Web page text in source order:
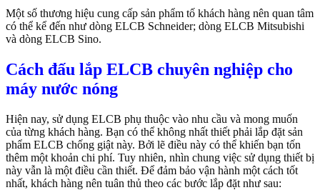
Một số thương hiệu cung cấp sản phẩm tố khách hàng nên quan tâm
có thể kể đến như dòng ELCB Schneider; dòng ELCB Mitsubishi
và dòng ELCB Sino.
Cách đấu lắp ELCB chuyên nghiệp cho
máy nước nóng
Hiện nay, sử dụng ELCB phụ thuộc vào nhu cầu và mong muốn
của từng khách hàng. Bạn có thể không nhất thiết phải lắp đặt sản
phẩm ELCB chống giật này. Bởi lẽ điều này có thể khiến bạn tốn
thêm một khoản chi phí. Tuy nhiên, nhìn chung việc sử dụng thiết bị
này vẫn là một điều cần thiết. Để đảm bảo vận hành một cách tốt
nhất, khách hàng nên tuân thủ theo các bước lắp đặt như sau: